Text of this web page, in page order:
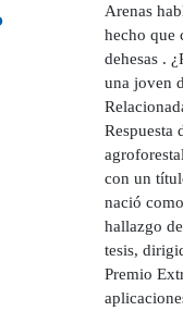
Arenas
hecho que
dehesas .
una joven
Respuesta
con un
nació
hallazgo
tesis,
Premio